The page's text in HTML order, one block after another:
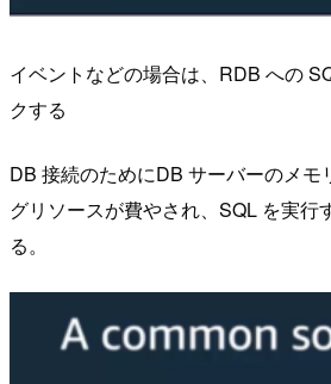
イベントなどの場合は、RDB への
クする
DB 接続のためにDB サーバーのメモ
グリソースが費やされ、SQL を実行
る。